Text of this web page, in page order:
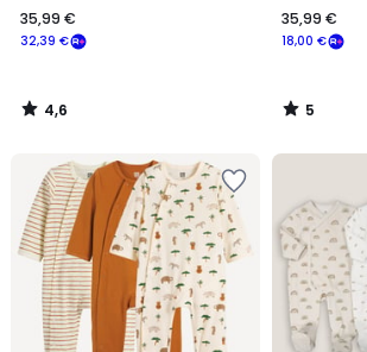
32,39 €
35,99 €
4,6
/
18,00 €
35,99 €
5
/